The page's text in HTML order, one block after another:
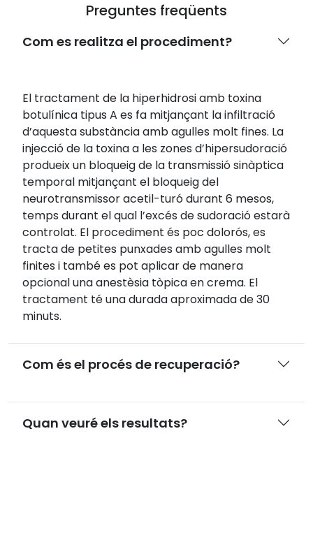
Preguntes freqüents
Com es realitza el procediment?
El tractament de la hiperhidrosi amb toxina
botulínica tipus A es fa mitjançant la infiltració
d’aquesta substància amb agulles molt fines. La
injecció de la toxina a les zones d’hipersudoració
produeix un bloqueig de la transmissió sinàptica
temporal mitjançant el bloqueig del
neurotransmissor acetil-turó durant 6 mesos,
temps durant el qual l’excés de sudoració estarà
controlat. El procediment és poc dolorós, es
tracta de petites punxades amb agulles molt
finites i també es pot aplicar de manera
opcional una anestèsia tòpica en crema. El
tractament té una durada aproximada de 30
minuts.
Com és el procés de recuperació?
Quan veuré els resultats?